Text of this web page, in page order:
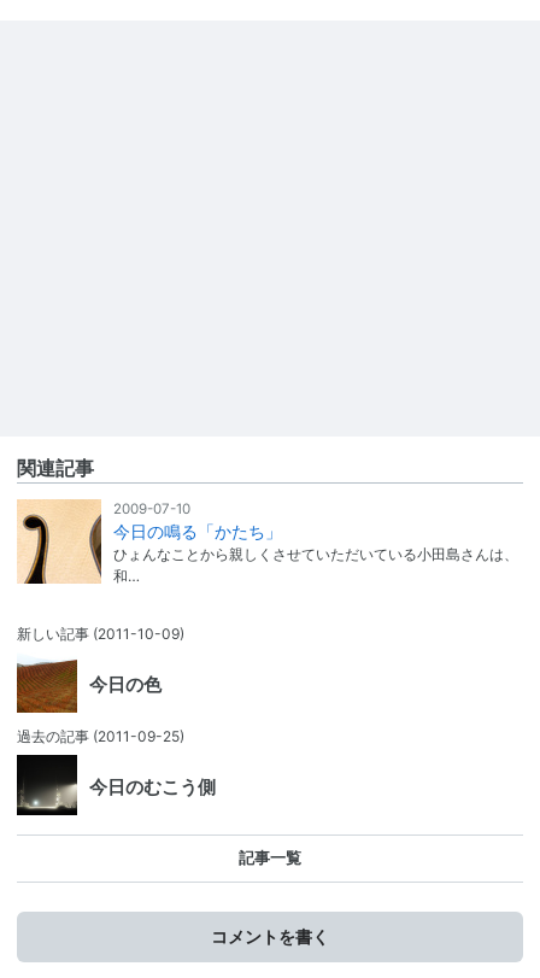
関連記事
2009-07-10
今日の鳴る「かたち」
ひょんなことから親しくさせていただいている小田島さんは、
和…
新しい記事 (2011-10-09)
今日の色
過去の記事 (2011-09-25)
今日のむこう側
記事一覧
コメントを書く